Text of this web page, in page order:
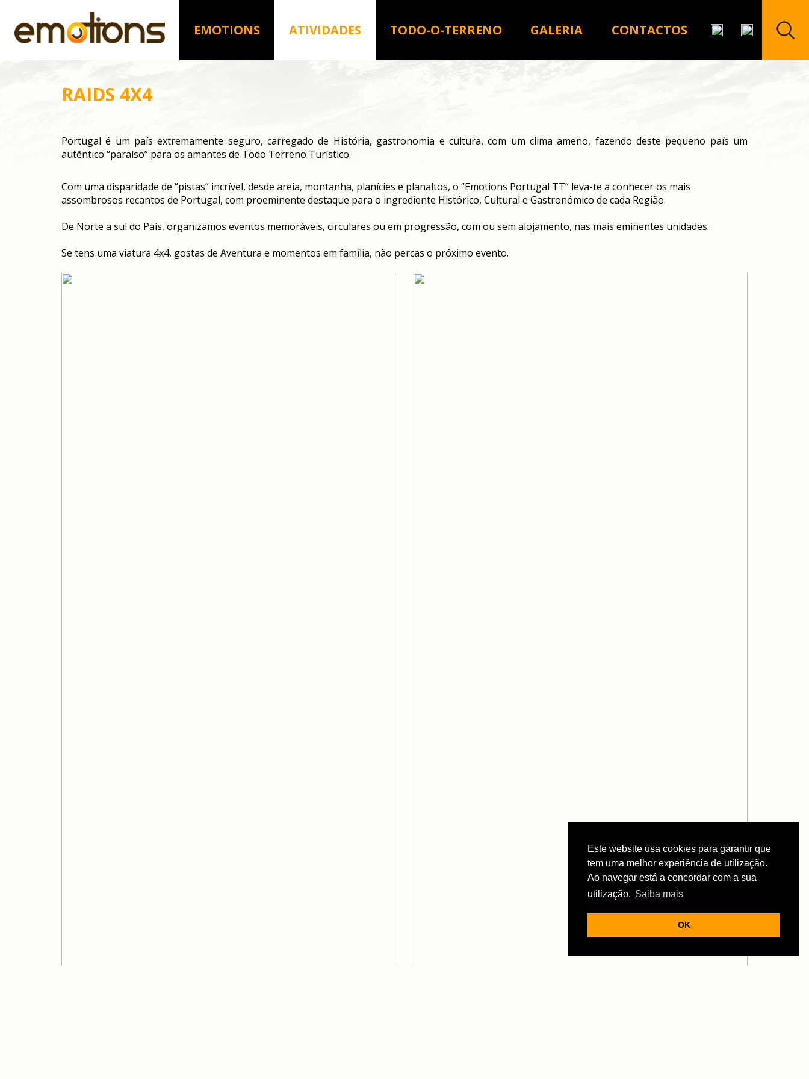
Este website usa cookies para garantir que
tem uma melhor experiência de utilização.
Ao navegar está a concordar com a sua
utilização. Saiba mais
OK
RAIDS 4X4
EMOTIONS ATIVIDADES TODO-O-TERRENO GALERIA CONTACTOS PROCURAR
Portugal é um país extremamente seguro, carregado de História, gastronomia e cultura, com um clima ameno, fazendo deste pequeno país um
autêntico “paraíso” para os amantes de Todo Terreno Turístico.
Com uma disparidade de “pistas” incrível, desde areia, montanha, planícies e planaltos, o “Emotions Portugal TT” leva-te a conhecer os mais
assombrosos recantos de Portugal, com proeminente destaque para o ingrediente Histórico, Cultural e Gastronómico de cada Região.
De Norte a sul do País, organizamos eventos memoráveis, circulares ou em progressão, com ou sem alojamento, nas mais eminentes unidades.
Se tens uma viatura 4x4, gostas de Aventura e momentos em família, não percas o próximo evento.